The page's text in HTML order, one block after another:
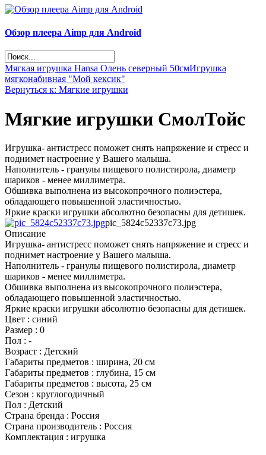
Обзор плеера Aimp для Android
Мягкая игрушка Hansa Олень северный 50смИгрушка
мягконабивная "Мой кексик"
Вернуться к: Мягкие игрушки
Мягкие игрушки СмолТойс
Игрушка- антистресс поможет снять напряжение и стресс и
поднимет настроение у Вашего малыша.
Наполнитель - гранулы пищевого полистирола, диаметр
шариков - менее миллиметра.
Обшивка выполнена из высокопрочного полиэстера,
обладающего повышенной эластичностью.
Яркие краски игрушки абсолютно безопасны для детишек.
pic_5824c52337c73.jpg
Описание
Игрушка- антистресс поможет снять напряжение и стресс и
поднимет настроение у Вашего малыша.
Наполнитель - гранулы пищевого полистирола, диаметр
шариков - менее миллиметра.
Обшивка выполнена из высокопрочного полиэстера,
обладающего повышенной эластичностью.
Яркие краски игрушки абсолютно безопасны для детишек.
Цвет : синий
Размер : 0
Пол : -
Возраст : Детский
Габариты предметов : ширина, 20 см
Габариты предметов : глубина, 15 см
Габариты предметов : высота, 25 см
Сезон : круглогодичный
Пол : Детский
Страна бренда : Россия
Страна производитель : Россия
Комплектация : игрушка